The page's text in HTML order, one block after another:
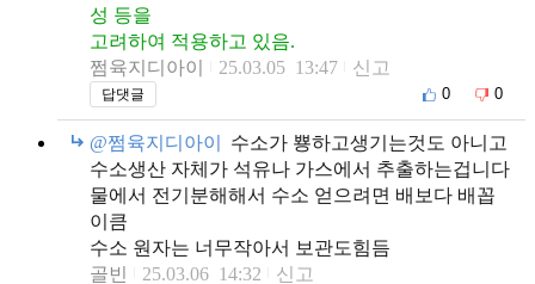
성 등을
고려하여 적용하고 있음.
쩜육지디아이
25.03.05 13:47 신고
답댓글 0 0
@쩜육지디아이
수소가 뿅하고생기는것도 아니고
수소생산 자체가 석유나 가스에서 추출하는겁니다
물에서 전기분해해서 수소 얻으려면 배보다 배꼽
이큼
수소 원자는 너무작아서 보관도힘듬
골빈
25.03.06 14:32 신고